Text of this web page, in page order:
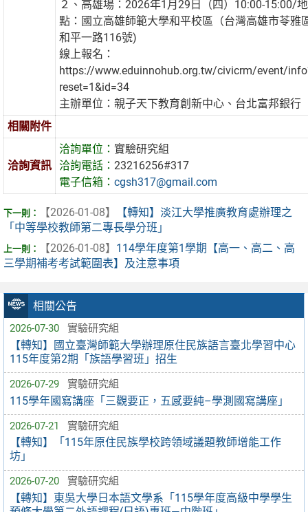
相關公告
2026-07-30 實驗研究組
【轉知】國立臺灣師範大學辦理原住民族語言臺北學習中心
115年度第2期「族語學習班」招生
2026-07-29 實驗研究組
115學年國寫講座「三觀要正，五感要純–學測國寫講座」
2026-07-21 實驗研究組
【轉知】「115年原住民族學校跨領域議題教師增能工作
坊」
2026-07-20 實驗研究組
【轉知】東吳大學日本語文學系「115學年度高級中學學生
２、高雄場：2026年1月29日（四）10:00-15:00/地
點：國立高雄師範大學和平校區（台灣高雄市苓雅
和平一路116號)
線上報名：
https://www.eduinnohub.org.tw/civicrm/event/
reset=1&id=34
主辦單位：親子天下教育創新中心、台北富邦銀行
相關附件
洽詢資訊
洽詢單位： 實驗研究組
洽詢電話： 23216256#317
電子信箱： cgsh317@gmail.com
【2026-01-08】
【轉知】淡江大學推廣教育處辦理之
「中等學校教師第二專長學分班」
【2026-01-08】 114學年度第1學期【高一、高二、高
三學期補考考試範圍表】及注意事項